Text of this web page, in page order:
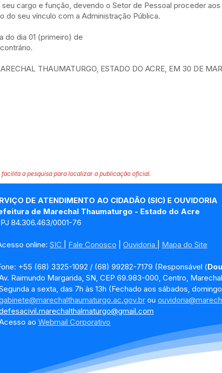
cargo e função, devendo o Setor de Pessoal proceder
do seu vínculo com a Administração Pública.
do dia 01 (primeiro) de
THAUMATURGO, ESTADO DO ACRE, EM 30 DE
a pesquisa para localizar a publicação oficial.
DE ATENDIMENTO AO CIDADÃO (SIC) E OUVIDORIA
de Marechal Thaumaturgo - Estado do Acre
84.306.463/0001-76
online: SIC Fale Conosco Ouvidoria Mapa do Site
+55 (68) 3325-1092 / (68) 99282-7179 (Responsável (
Raimundo Margarida, SN, CEP 69.983-000, Centro,
a sexta, das 7h às 13h (Fechado aos sábados,
ou
ao Webmail Corporativo